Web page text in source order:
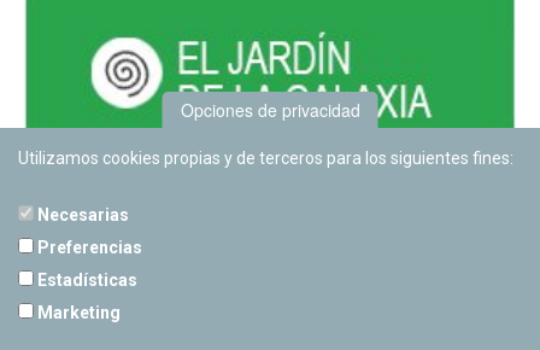
Opciones de privacidad
Utilizamos cookies propias y de terceros para los siguientes fines:
Necesarias
Preferencias
Estadísticas
Marketing